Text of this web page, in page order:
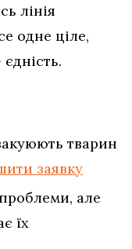
лінія
одне ціле,
тварин
заявку
але
їх